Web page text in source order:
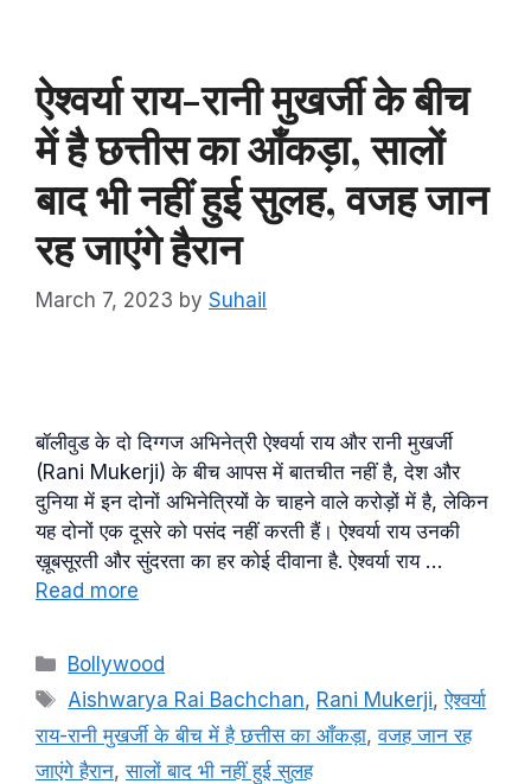
ऐश्वर्या राय-रानी मुखर्जी के बीच
में है छत्तीस का आँकड़ा, सालों
बाद भी नहीं हुई सुलह, वजह जान
रह जाएंगे हैरान
March 7, 2023 by Suhail
बॉलीवुड के दो दिग्गज अभिनेत्री ऐश्वर्या राय और रानी मुखर्जी
(Rani Mukerji) के बीच आपस में बातचीत नहीं है, देश और
दुनिया में इन दोनों अभिनेत्रियों के चाहने वाले करोड़ों में है, लेकिन
यह दोनों एक दूसरे को पसंद नहीं करती हैं। ऐश्वर्या राय उनकी
ख़ूबसूरती और सुंदरता का हर कोई दीवाना है. ऐश्वर्या राय …
Read more
Categories
Bollywood
Tags
Aishwarya Rai Bachchan, Rani Mukerji,ऐश्वर्या
राय-रानी मुखर्जी के बीच में है छत्तीस का आँकड़ा,वजह जान रह
जाएंगे हैरान,सालों बाद भी नहीं हुई सुलह